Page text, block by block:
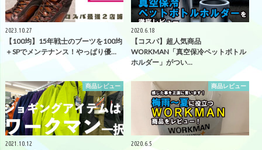
2023.10.27
【100均】15年戦士のブーツを100均
＋SPでメンテナンス！やっぱり優…
2020.6.18
【コスパ】超人気商品
WORKMAN「真空保冷ペットボトル
ホルダー」がつい…
商品レビュー
2021.10.12
商品レビュー
2020.6.5